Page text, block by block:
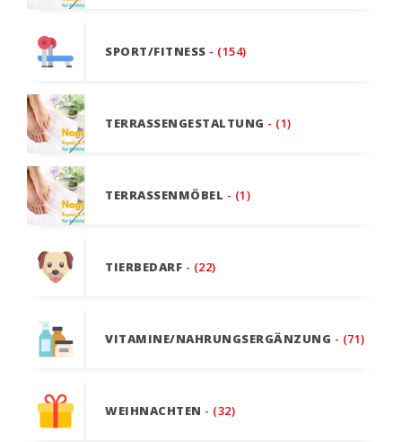
SPORT/FITNESS - (154)
TERRASSENGESTALTUNG - (1)
TERRASSENMÖBEL - (1)
TIERBEDARF - (22)
VITAMINE/NAHRUNGSERGÄNZUNG - (71)
WEIHNACHTEN - (32)